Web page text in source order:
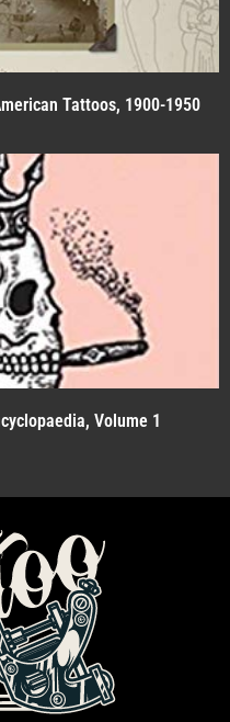
Tattoos, 1900-1950
Volume 1